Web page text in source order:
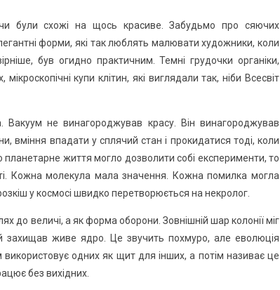
чи були схожі на щось красиве. Забудьмо про сяючих
форми, які так люблять малювати художники, коли
був огидно практичним. Темні грудочки органіки,
купи клітин, які виглядали так, ніби Всесвіт
Вакуум не винагороджував красу. Він винагороджував
вміння впадати у сплячий стан і прокидатися тоді, коли
життя могло дозволити собі експерименти, то
Кожна молекула мала значення. Кожна помилка могла
у космосі швидко перетворюється на некролог.
до величі, а як форма оборони. Зовнішній шар колонії міг
захищав живе ядро. Це звучить похмуро, але еволюція
одних як щит для інших, а потім називає це
без вихідних.